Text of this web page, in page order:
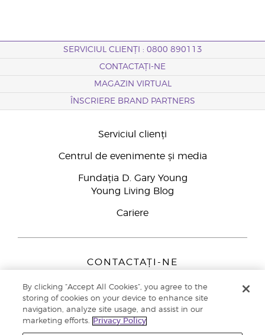
SERVICIUL CLIENȚI : 0800 890113
CONTACTAȚI-NE
MAGAZIN VIRTUAL
ÎNSCRIERE BRAND PARTNERS
Serviciul clienți
Centrul de evenimente și media
Fundația D. Gary Young
Young Living Blog
Cariere
CONTACTAȚI-NE
Peizerweg 97
9727 AJ Groningen
Netherlands
By clicking “Accept All Cookies”, you agree to the
storing of cookies on your device to enhance site
navigation, analyze site usage, and assist in our
marketing efforts.
Privacy Policy